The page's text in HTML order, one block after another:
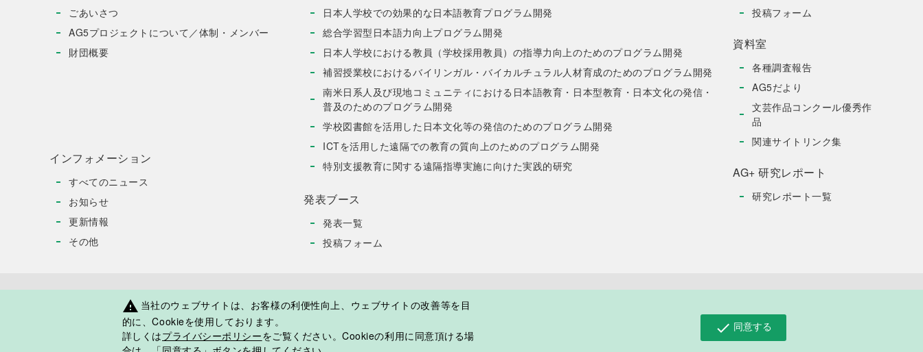
ごあいさつ
AG5プロジェクトについて／体制・メンバー
財団概要
インフォメーション
すべてのニュース
お知らせ
更新情報
その他
日本人学校での効果的な日本語教育プログラム開発
総合学習型日本語力向上プログラム開発
日本人学校における教員（学校採用教員）の指導力向上のためのプログラム開発
補習授業校におけるバイリンガル・バイカルチュラル人材育成のためのプログラム開発
南米日系人及び現地コミュニティにおける日本語教育・日本型教育・日本文化の発信・
普及のためのプログラム開発
学校図書館を活用した日本文化等の発信のためのプログラム開発
ICTを活用した遠隔での教育の質向上のためのプログラム開発
特別支援教育に関する遠隔指導実施に向けた実践的研究
発表ブース
発表一覧
投稿フォーム
投稿フォーム
資料室
各種調査報告
AG5だより
文芸作品コンクール優秀作
品
関連サイトリンク集
AG+ 研究レポート
研究レポート一覧
日本人学校・補習授業校応援サイト JOESについて プライバシーポリシー ご利用上の注意
©2018 Japan Overseas Educational Services
warning 当社のウェブサイトは、お客様の利便性向上、ウェブサイトの改善等を目
的に、Cookieを使用しております。
詳しくはプライバシーポリシーをご覧ください。Cookieの利用に同意頂ける場
check 同意する